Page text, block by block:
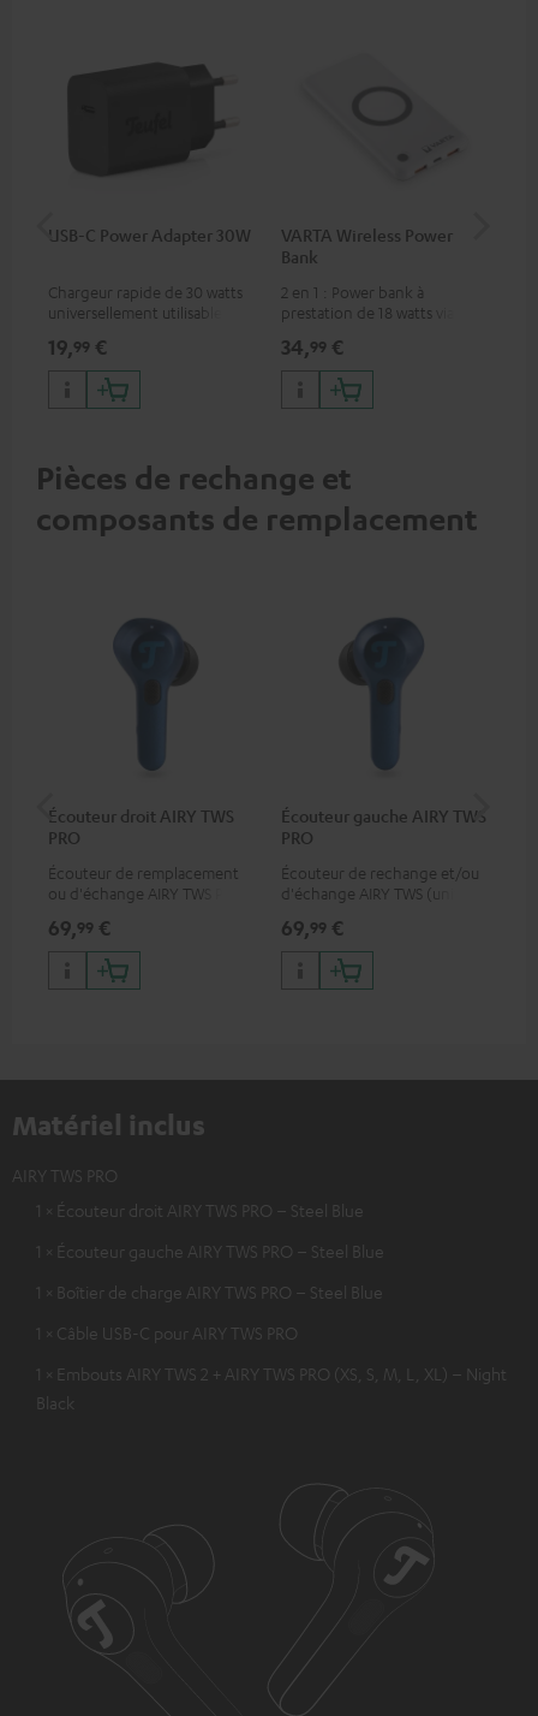
USB-C Power Adapter 30W
Chargeur rapide de 30 watts
universellement utilisable
portables, ainsi que pour
iPhones Apple, smartphones
Android, tablettes et
appareils avec port USB-C
19,99 €
VARTA Wireless Power
Bank
2 en 1 : Power bank à
prestation de 18 watts via USB
jusqu’à 10 watts
34,99 €
Pièces de rechange et
composants de remplacement
Écouteur droit AIRY TWS
PRO
Écouteur de remplacement
ou d'échange AIRY TWS PRO
69,99 €
Écouteur gauche AIRY TWS
PRO
Écouteur de rechange et/ou
d'échange AIRY TWS (unité
69,99 €
Matériel inclus
AIRY TWS PRO
1 × Écouteur droit AIRY TWS PRO – Steel Blue
1 × Écouteur gauche AIRY TWS PRO – Steel Blue
1 × Boîtier de charge AIRY TWS PRO – Steel Blue
1 × Câble USB-C pour AIRY TWS PRO
1 × Embouts AIRY TWS 2 + AIRY TWS PRO (XS, S, M, L, XL) – Night
Black